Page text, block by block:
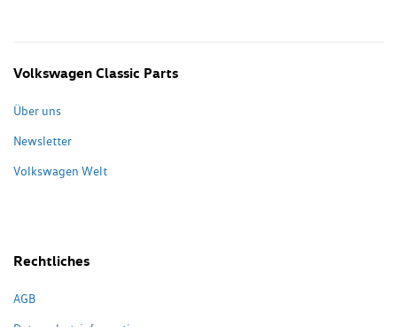
Volkswagen Classic Parts
Über uns
Newsletter
Volkswagen Welt
Rechtliches
AGB